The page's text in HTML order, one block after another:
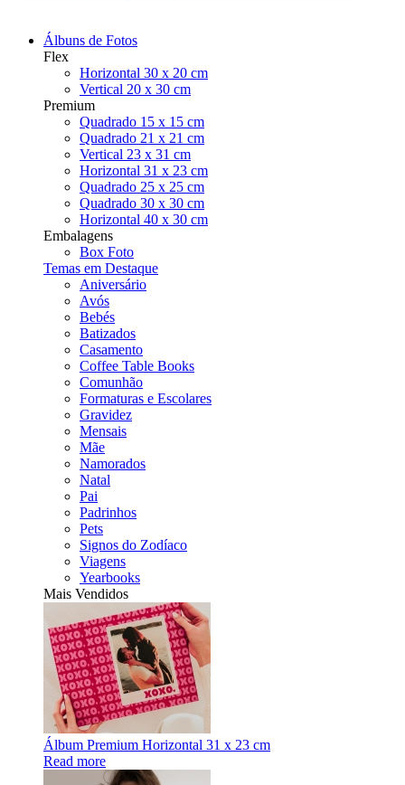
Álbuns de Fotos
Flex
Horizontal 30 x 20 cm
Vertical 20 x 30 cm
Premium
Quadrado 15 x 15 cm
Quadrado 21 x 21 cm
Vertical 23 x 31 cm
Horizontal 31 x 23 cm
Quadrado 25 x 25 cm
Quadrado 30 x 30 cm
Horizontal 40 x 30 cm
Embalagens
Box Foto
Temas em Destaque
Aniversário
Avós
Bebés
Batizados
Casamento
Coffee Table Books
Comunhão
Formaturas e Escolares
Gravidez
Mensais
Mãe
Namorados
Natal
Pai
Padrinhos
Pets
Signos do Zodíaco
Viagens
Yearbooks
Mais Vendidos
Álbum Premium Horizontal 31 x 23 cm
Read more